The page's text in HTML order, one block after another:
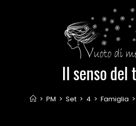
Il senso del
> PM > Set > 4 > Famiglia >